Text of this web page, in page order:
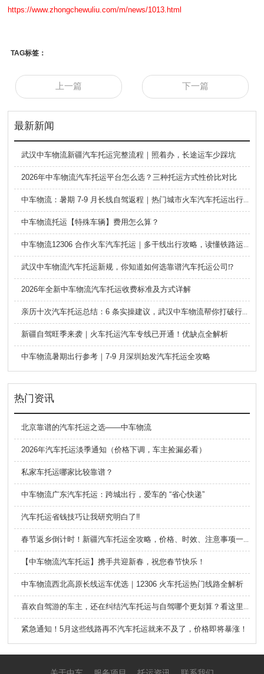
https://www.zhongchewuliu.com/m/news/1013.html
TAG标签：
上一篇 下一篇
最新新闻
武汉中车物流新疆汽车托运完整流程｜照着办，长途运车少踩坑
2026年中车物流汽车托运平台怎么选？三种托运方式性价比对比
中车物流：暑期 7-9 月长线自驾返程｜热门城市火车汽车托运出行全攻略
中车物流托运【特殊车辆】费用怎么算？
中车物流12306 合作火车汽车托运｜多干线出行攻略，读懂铁路运车的优势与避坑要点
武汉中车物流汽车托运新规，你知道如何选靠谱汽车托运公司⁉️
2026年全新中车物流汽车托运收费标准及方式详解
亲历十次汽车托运总结：6 条实操建议，武汉中车物流帮你打破行业信息差
新疆自驾旺季来袭｜火车托运汽车专线已开通！优缺点全解析
中车物流暑期出行参考｜7-9 月深圳始发汽车托运全攻略
热门资讯
北京靠谱的汽车托运之选——中车物流
2026年汽车托运淡季通知（价格下调，车主捡漏必看）
私家车托运哪家比较靠谱？
中车物流广东汽车托运：跨城出行，爱车的 “省心快递”
汽车托运省钱技巧让我研究明白了‼️
【中车物流汽车托运】携手共迎新春，祝您春节快乐！
中车物流西北高原长线运车优选｜12306 火车托运热门线路全解析
紧急通知！5月这些线路再不汽车托运就来不及了，价格即将暴涨！